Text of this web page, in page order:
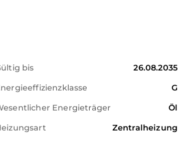
bis 26.08.2035
G
Energieträger Öl
Zentralheizung